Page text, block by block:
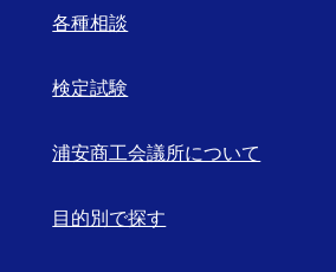
各種相談
検定試験
浦安商工会議所について
目的別で探す